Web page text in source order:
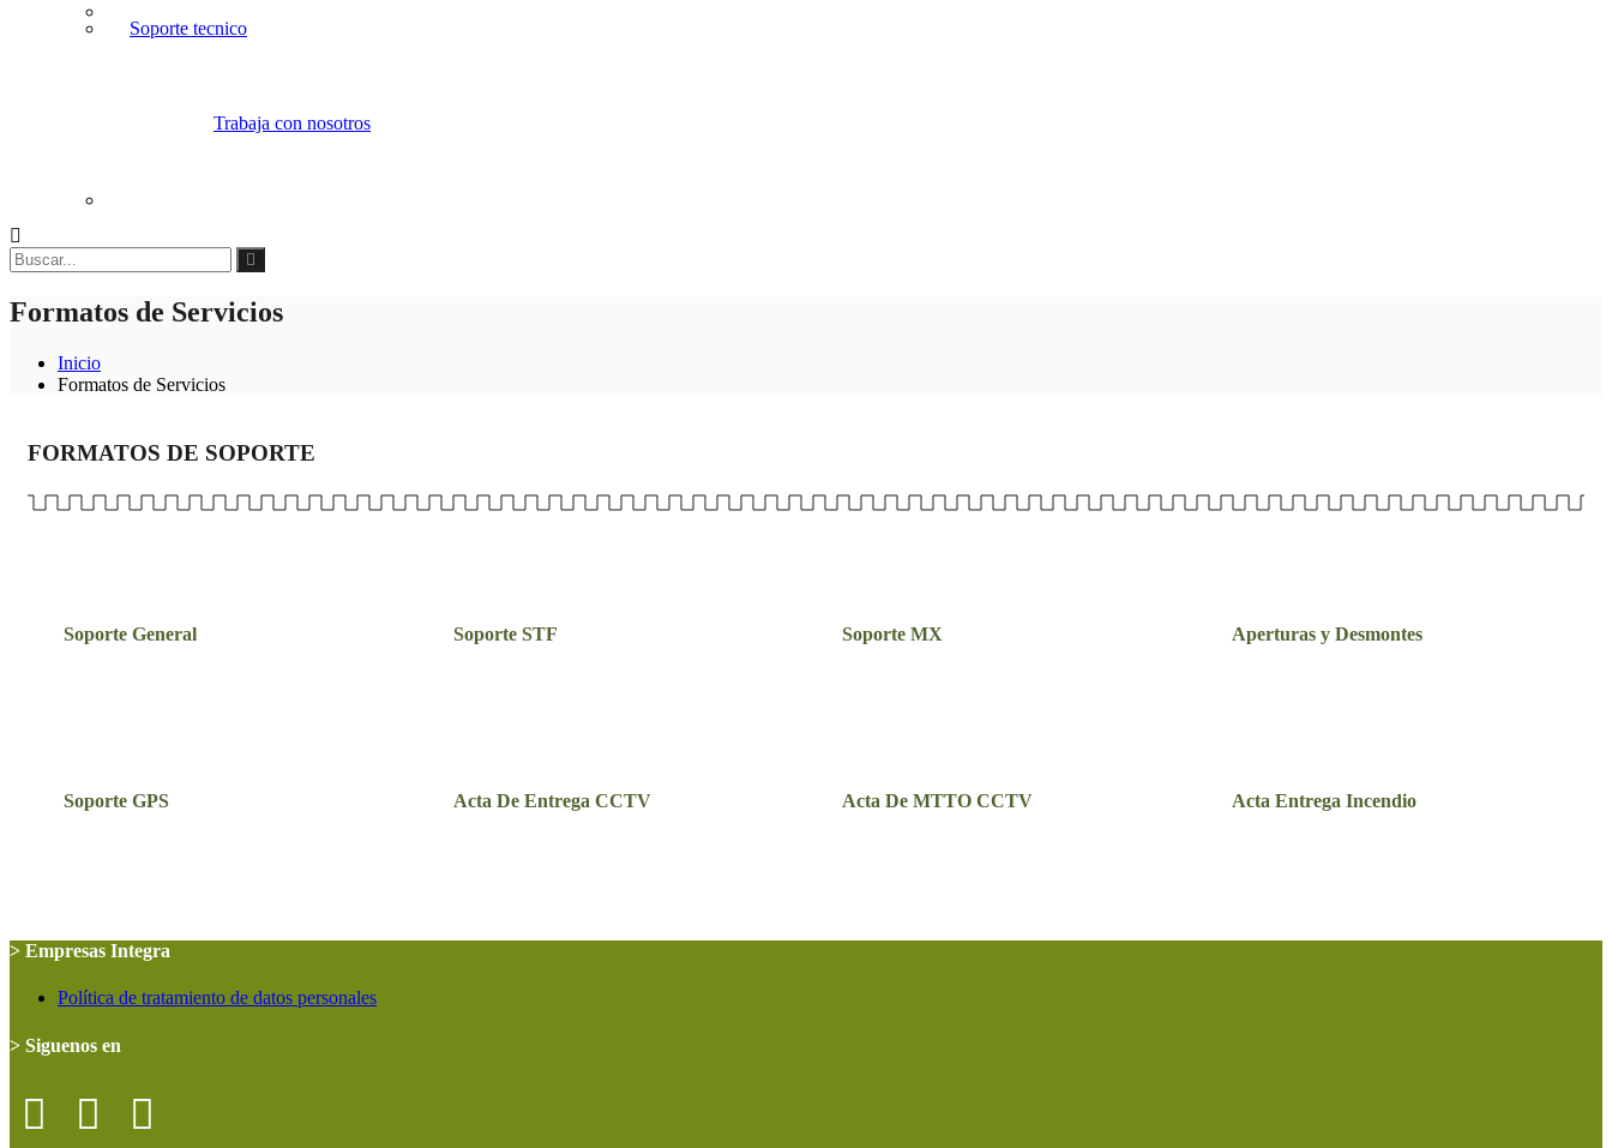
Soporte tecnico
Trabaja con nosotros
Formatos de Servicios
Inicio
Formatos de Servicios
FORMATOS DE SOPORTE
Soporte General Soporte STF Soporte MX Aperturas y Desmontes
Soporte GPS Acta De Entrega CCTV Acta De MTTO CCTV Acta Entrega Incendio
> Empresas Integra
Política de tratamiento de datos personales
> Siguenos en